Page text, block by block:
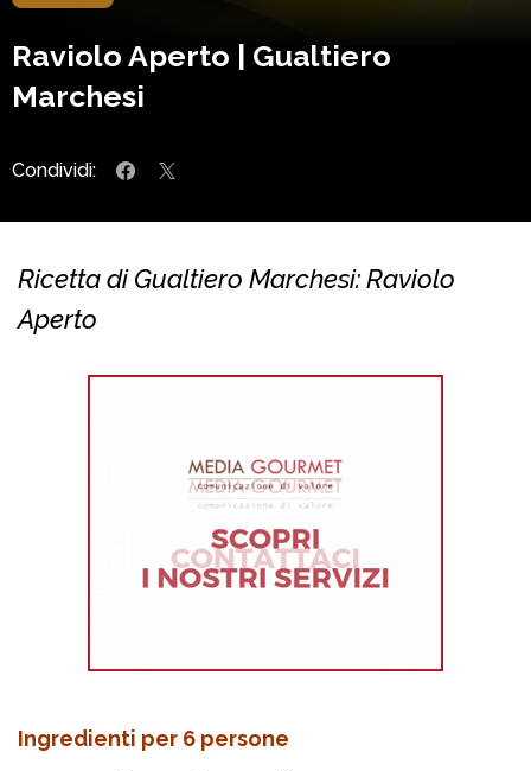
Raviolo Aperto | Gualtiero
Marchesi
Condividi:
Ricetta di Gualtiero Marchesi: Raviolo
Aperto
Ingredienti per 6 persone